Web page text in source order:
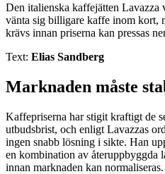
Den italienska kaffejätten Lavazza
vänta sig billigare kaffe inom kort,
krävs innan priserna kan pressas
Text: Elias Sandberg
Marknaden måste
Kaffepriserna har stigit kraftigt de
utbudsbrist, och enligt Lavazzas
ingen snabb lösning i sikte. Han
en kombination av återuppbyggda
innan marknaden kan normaliseras.